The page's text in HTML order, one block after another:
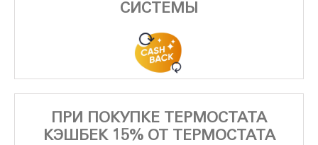
СИСТЕМЫ
ПРИ ПОКУПКЕ ТЕРМОСТАТА
КЭШБЕК 15% ОТ ТЕРМОСТАТА